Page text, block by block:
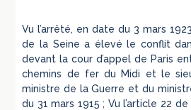
Vu l’arrêté, en date du 3 mars
de la Seine a élevé le conflit
devant la cour d’appel de Paris
chemins de fer du Midi et le
ministre de la Guerre et du
du 31 mars 1915 ; Vu l’article 22